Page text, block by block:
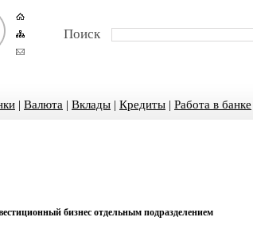
Поиск
| Валюта | Вклады | Кредиты | Работа в банке
бизнес отдельным подразделением